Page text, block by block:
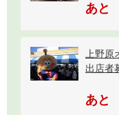
あと
上野
出店者
あと